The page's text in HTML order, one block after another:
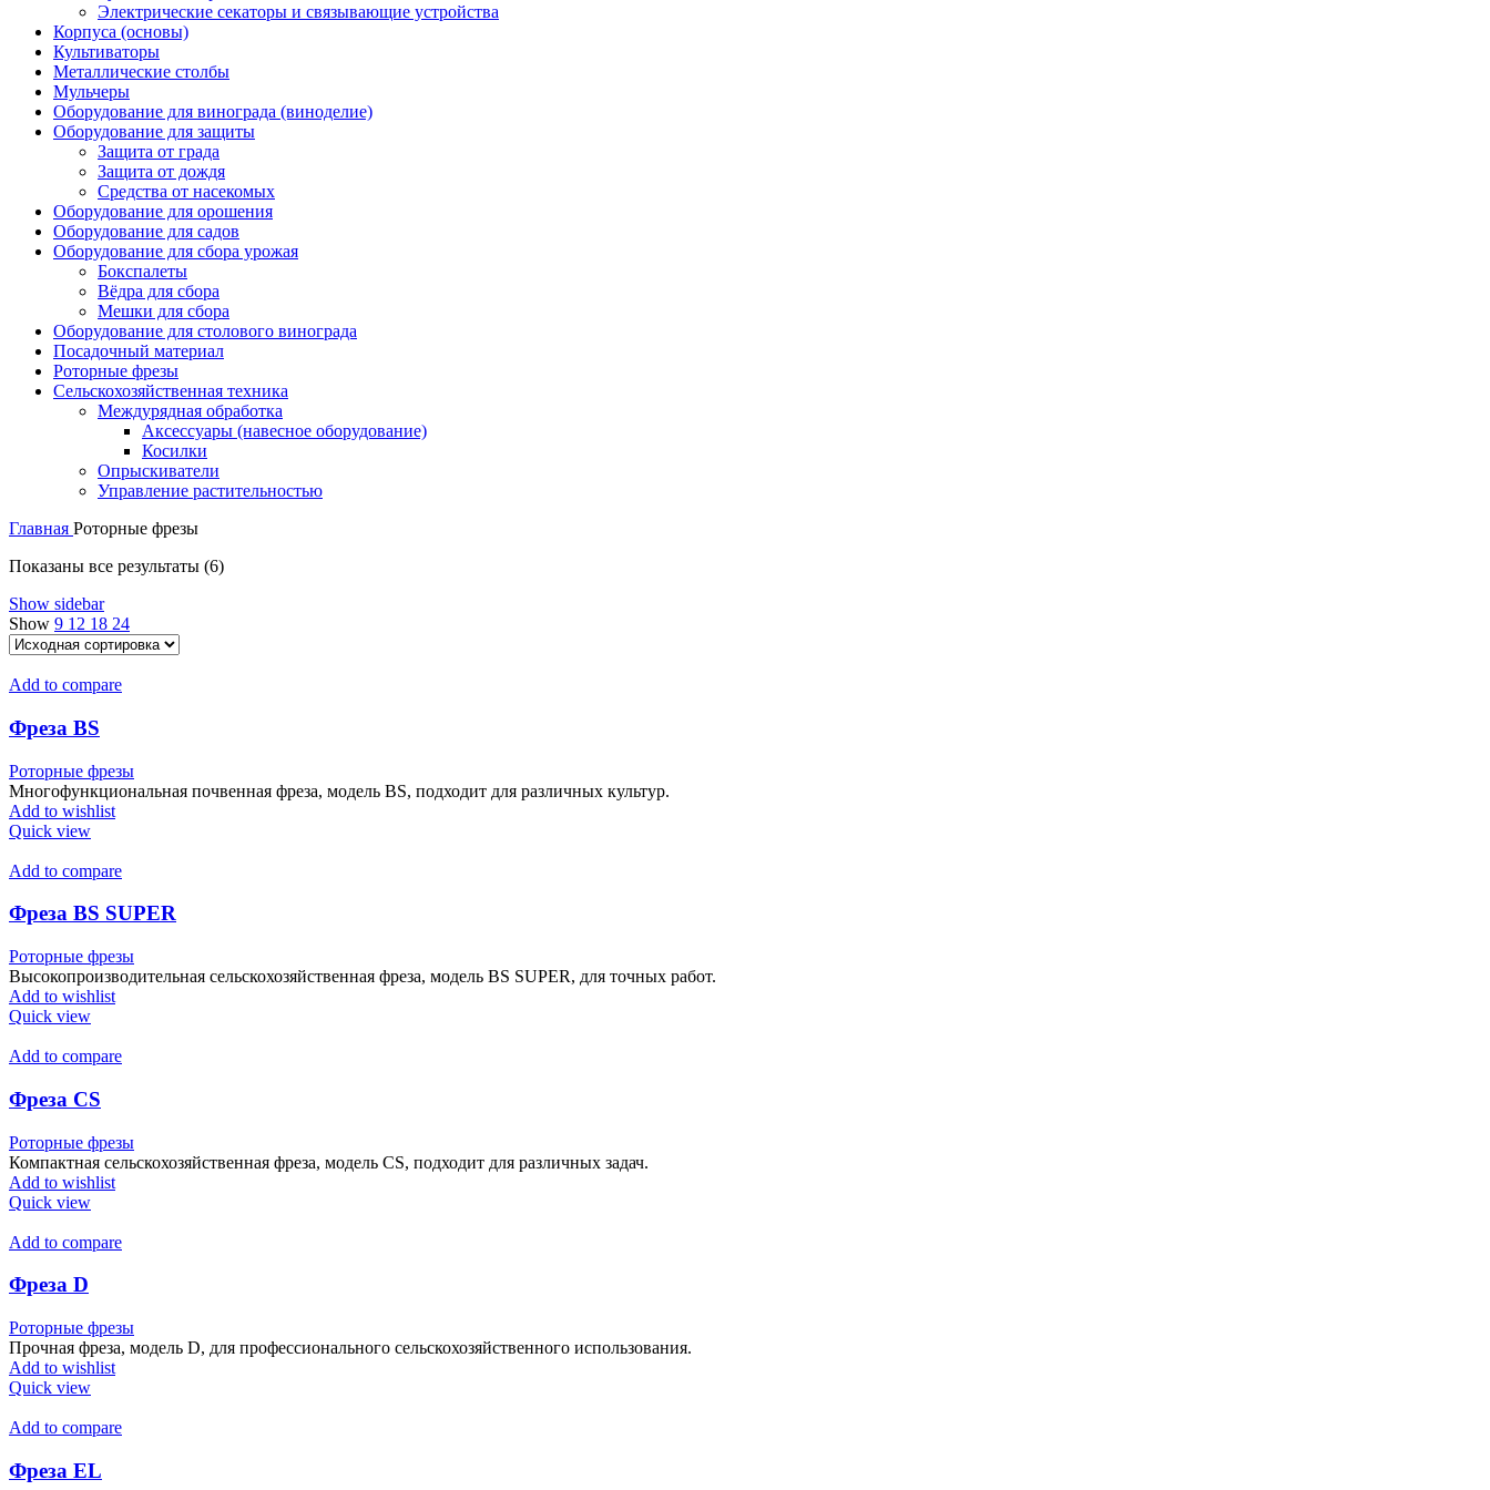
Электрические секаторы и связывающие устройства
Корпуса (основы)
Культиваторы
Металлические столбы
Мульчеры
Оборудование для винограда (виноделие)
Оборудование для защиты
Защита от града
Защита от дождя
Средства от насекомых
Оборудование для орошения
Оборудование для садов
Оборудование для сбора урожая
Бокспалеты
Вёдра для сбора
Мешки для сбора
Оборудование для столового винограда
Посадочный материал
Роторные фрезы
Сельскохозяйственная техника
Междурядная обработка
Аксессуары (навесное оборудование)
Косилки
Опрыскиватели
Управление растительностью
Главная Роторные фрезы
Показаны все результаты (6)
Show sidebar
Show 9 12 18 24
Add to compare
Фреза BS
Роторные фрезы
Многофункциональная почвенная фреза, модель BS, подходит для различных культур.
Add to wishlist
Quick view
Add to compare
Фреза BS SUPER
Роторные фрезы
Высокопроизводительная сельскохозяйственная фреза, модель BS SUPER, для точных работ.
Add to wishlist
Quick view
Add to compare
Фреза CS
Роторные фрезы
Компактная сельскохозяйственная фреза, модель CS, подходит для различных задач.
Add to wishlist
Quick view
Add to compare
Фреза D
Роторные фрезы
Прочная фреза, модель D, для профессионального сельскохозяйственного использования.
Add to wishlist
Quick view
Add to compare
Фреза EL